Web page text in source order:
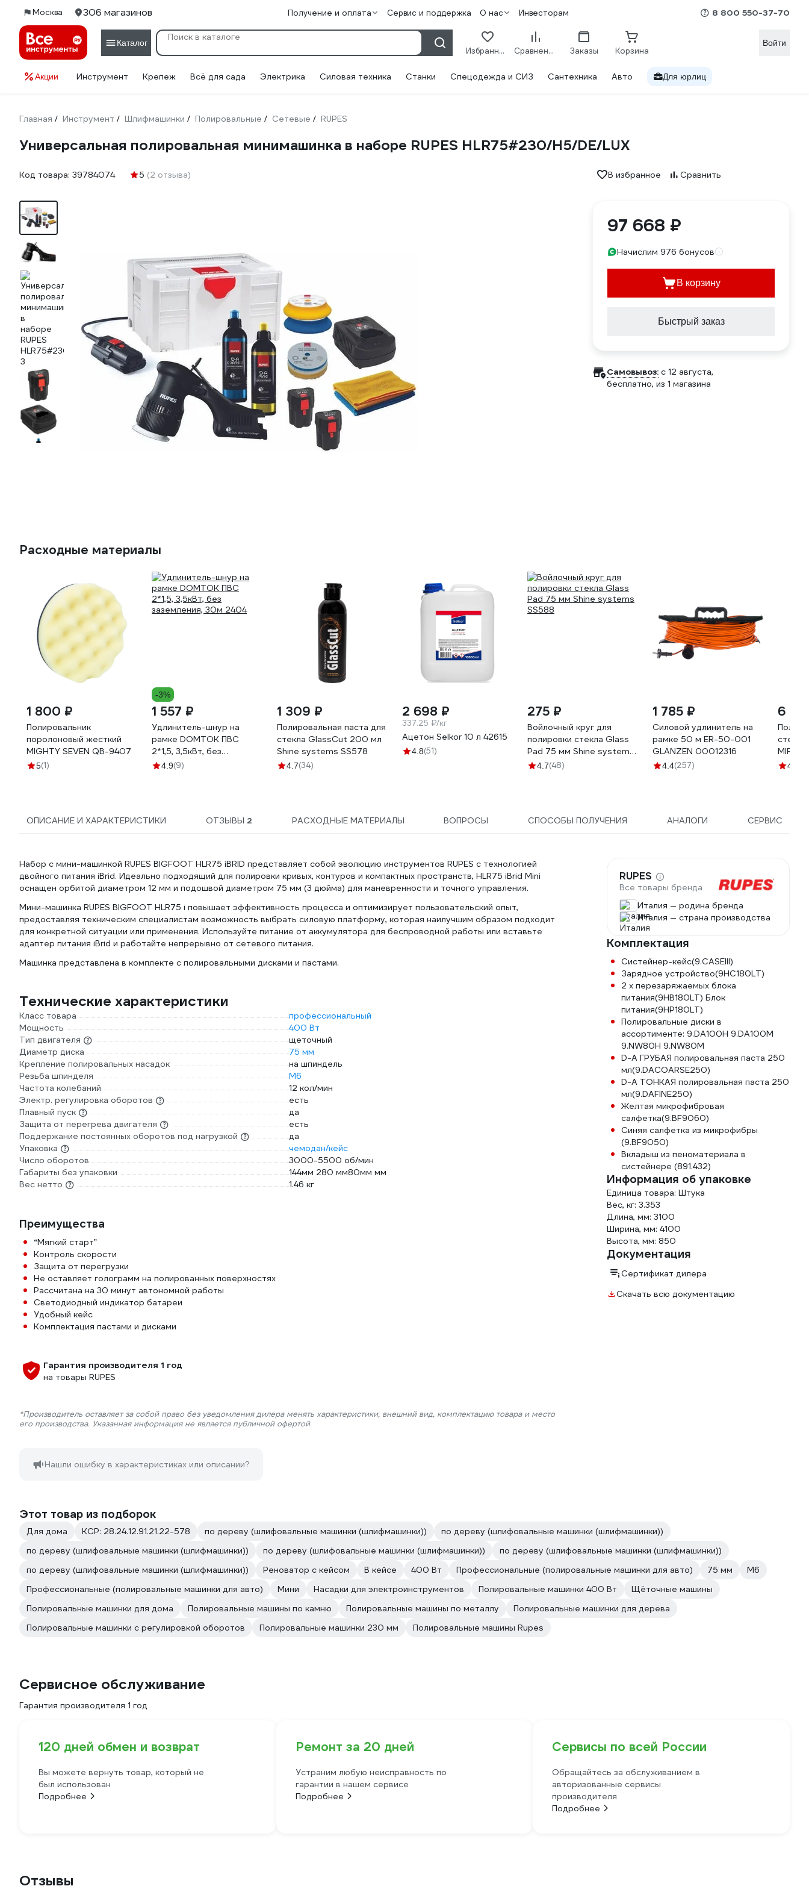
Москва 306 магазинов Получение и оплата Сервис и поддержка О нас Инвесторам 8 800 550-37-70
Каталог
Избранное Сравнение Заказы Корзина
Войти
Акции Инструмент Крепеж Всё для сада Электрика Силовая техника Станки Спецодежда и СИЗ Сантехника Авто Для юрлиц
Главная / Инструмент / Шлифмашинки / Полировальные / Сетевые / RUPES
Универсальная полировальная минимашинка в наборе RUPES HLR75#230/H5/DE/LUX
Код товара: 39784074 5 (2 отзыва) В избранное Сравнить
97 668 ₽
Начислим 976 бонусов
В корзину
Быстрый заказ
Самовывоз: c 12 августа,
бесплатно, из 1 магазина
Расходные материалы
1 800 ₽
Полировальник
поролоновый жесткий
MIGHTY SEVEN QB-9407
5(1)
-3%
1 557 ₽
Удлинитель-шнур на
рамке DOMTOK ПВС
2*1,5, 3,5кВт, без
заземления, 30м 2404
4.9(9)
1 309 ₽
Полировальная паста для
стекла GlassCut 200 мл
Shine systems SS578
4.7(34)
2 698 ₽
337.25 ₽/кг
Ацетон Selkor 10 л 42615
4.8(51)
275 ₽
Войлочный круг для
полировки стекла Glass
Pad 75 мм Shine systems
SS588
4.7(48)
1 785 ₽
Силовой удлинитель на
рамке 50 м ER-50-001
GLANZEN 00012316
4.4(257)
6
стекла
MIRKA
4.8
ОПИСАНИЕ И ХАРАКТЕРИСТИКИ ОТЗЫВЫ 2 РАСХОДНЫЕ МАТЕРИАЛЫ ВОПРОСЫ СПОСОБЫ ПОЛУЧЕНИЯ АНАЛОГИ СЕРВИС
Набор с мини-машинкой RUPES BIGFOOT HLR75 iBRID представляет собой эволюцию инструментов RUPES с технологией
двойного питания iBrid. Идеально подходящий для полировки кривых, контуров и компактных пространств, HLR75 iBrid Mini
оснащен орбитой диаметром 12 мм и подошвой диаметром 75 мм (3 дюйма) для маневренности и точного управления.
Мини-машинка RUPES BIGFOOT HLR75 i повышает эффективность процесса и оптимизирует пользовательский опыт,
предоставляя техническим специалистам возможность выбрать силовую платформу, которая наилучшим образом подходит
для конкретной ситуации или применения. Используйте питание от аккумулятора для беспроводной работы или вставьте
адаптер питания iBrid и работайте непрерывно от сетевого питания.
Машинка представлена в комплекте с полировальными дисками и пастами.
Технические характеристики
Класс товара
профессиональный
Мощность
400 Вт
Тип двигателя
щеточный
Диаметр диска
75 мм
Крепление полировальных насадок
на шпиндель
Резьба шпинделя
М6
Частота колебаний
12 кол/мин
Электр. регулировка оборотов
есть
Плавный пуск
да
Защита от перегрева двигателя
есть
Поддержание постоянных оборотов под нагрузкой
да
Упаковка
чемодан/кейс
Число оборотов
3000-5500 об/мин
Габариты без упаковки
144мм 280 мм80мм мм
Вес нетто
1.46 кг
Преимущества
“Мягкий старт”
Контроль скорости
Защита от перегрузки
Не оставляет голограмм на полированных поверхностях
Рассчитана на 30 минут автономной работы
Светодиодный индикатор батареи
Удобный кейс
Комплектация пастами и дисками
Гарантия производителя 1 год
на товары RUPES
*Производитель оставляет за собой право без уведомления дилера менять характеристики, внешний вид, комплектацию товара и место
его производства. Указанная информация не является публичной офертой
Нашли ошибку в характеристиках или описании?
RUPES
Все товары бренда
Италия — родина бренда
Италия — страна производства
Комплектация
Систейнер-кейс(9.CASEIII)
Зарядное устройство(9HC180LT)
2 x перезаряжаемых блока
питания(9HB180LT) Блок
питания(9HP180LT)
Полировальные диски в
ассортименте: 9.DA100H 9.DA100M
9.NW80H 9.NW80M
D-A ГРУБАЯ полировальная паста 250
мл(9.DACOARSE250)
D-A ТОНКАЯ полировальная паста 250
мл(9.DAFINE250)
Желтая микрофибровая
салфетка(9.BF9060)
Синяя салфетка из микрофибры
(9.BF9050)
Вкладыш из пеноматериала в
систейнере (891.432)
Информация об упаковке
Единица товара: Штука
Вес, кг: 3.353
Длина, мм: 3100
Ширина, мм: 4100
Высота, мм: 850
Документация
Сертификат дилера
Скачать всю документацию
Этот товар из подборок
Для дома КСР: 28.24.12.91.21.22-578 по дереву (шлифовальные машинки (шлифмашинки))
по дереву (шлифовальные машинки (шлифмашинки))
по дереву (шлифовальные машинки (шлифмашинки))
по дереву (шлифовальные машинки (шлифмашинки))
по дереву (шлифовальные машинки (шлифмашинки))
по дереву (шлифовальные машинки (шлифмашинки))
Реноватор с кейсом В кейсе 400 Вт Профессиональные (полировальные машинки для авто) 75 мм
М6
Профессиональные (полировальные машинки для авто)
Мини Насадки для электроинструментов Полировальные машинки 400 Вт
Щёточные машины
Полировальные машинки для дома
Полировальные машины по камню Полировальные машины по металлу
Полировальные машинки для дерева
Полировальные машинки с регулировкой оборотов
Полировальные машинки 230 мм Полировальные машины Rupes
Сервисное обслуживание
Гарантия производителя 1 год
120 дней обмен и возврат
Вы можете вернуть товар, который не
был использован
Подробнее
Ремонт за 20 дней
Устраним любую неисправность по
гарантии в нашем сервисе
Подробнее
Сервисы по всей России
Обращайтесь за обслуживанием в
авторизованные сервисы
производителя
Подробнее
Отзывы